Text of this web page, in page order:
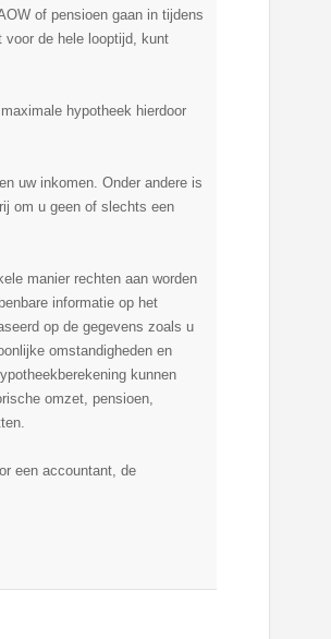
of pensioen gaan in tijdens
de hele looptijd, kunt
hypotheek hierdoor
uw inkomen. Onder andere is
om u geen of slechts een
manier rechten aan worden
informatie op het
op de gegevens zoals u
omstandigheden en
kunnen
omzet, pensioen,
een accountant, de